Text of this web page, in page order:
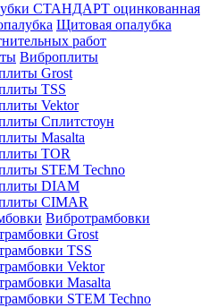
СТАНДАРТ оцинкованная
Щитовая опалубка
работ
Виброплиты
Grost
TSS
Vektor
Сплитстоун
Masalta
TOR
STEM Techno
DIAM
CIMAR
Вибротрамбовки
Grost
TSS
Vektor
Masalta
STEM Techno